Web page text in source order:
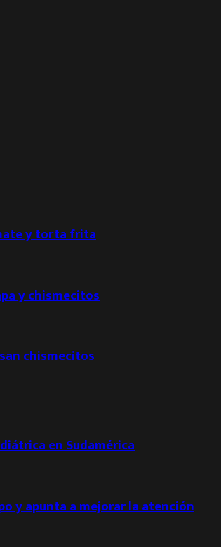
y torta frita
y chismecitos
chismecitos
en Sudamérica
y apunta a mejorar la atención